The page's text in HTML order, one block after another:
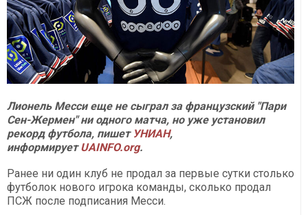
Лионель Месси еще не сыграл за французский "Пари
Сен-Жермен" ни одного матча, но уже установил
рекорд футбола, пишет УНИАН,
информируетUAINFO.org.
Ранее ни один клуб не продал за первые сутки столько
футболок нового игрока команды, сколько продал
ПСЖ после подписания Месси.